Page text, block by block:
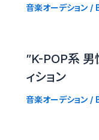
音楽オーデション/
”K-POP系 男
ィション
音楽オーデション/